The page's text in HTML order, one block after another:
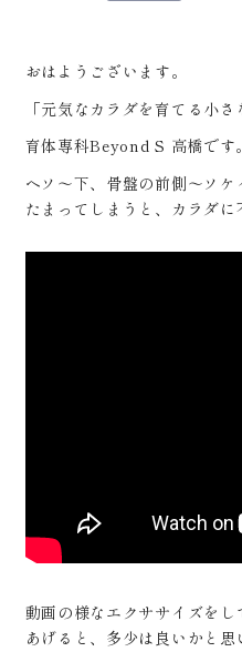
おはようございます。
「元気なカラダを育てる小さ
育体専科Beyond S 高橋です。
ヘソ〜下、骨盤の前側〜ソ
たまってしまうと、カラダに
動画の様なエクササイズを
あげると、多少は良いかと思